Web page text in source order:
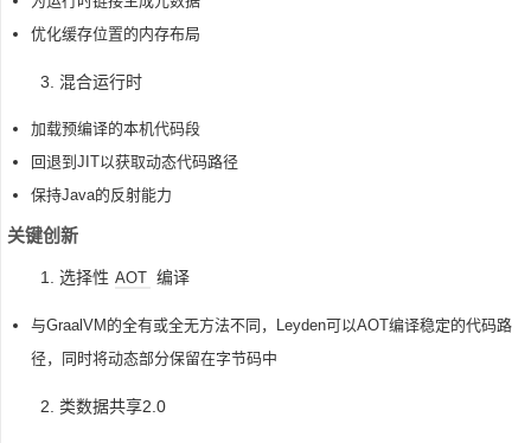
优化缓存位置的内存布局
3. 混合运行时
加载预编译的本机代码段
回退到JIT以获取动态代码路径
保持Java的反射能力
关键创新
1. 选择性 AOT 编译
与GraalVM的全有或全无方法不同，Leyden可以AOT编译稳定的代码路
径，同时将动态部分保留在字节码中
2. 类数据共享2.0